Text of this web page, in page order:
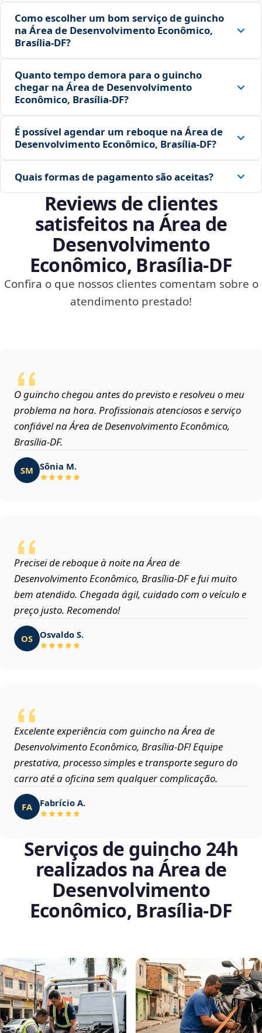
Como escolher um bom serviço de guincho
na Área de Desenvolvimento Econômico,
Brasília‑DF?
Quanto tempo demora para o guincho
chegar na Área de Desenvolvimento
Econômico, Brasília‑DF?
É possível agendar um reboque na Área de
Desenvolvimento Econômico, Brasília‑DF?
Quais formas de pagamento são aceitas?
Reviews de clientes
satisfeitos na Área de
Desenvolvimento
Econômico, Brasília‑DF
Confira o que nossos clientes comentam sobre o
atendimento prestado!
O guincho chegou antes do previsto e resolveu o meu
problema na hora. Profissionais atenciosos e serviço
confiável na Área de Desenvolvimento Econômico,
Brasília‑DF.
SM Sônia M.
Precisei de reboque à noite na Área de
Desenvolvimento Econômico, Brasília‑DF e fui muito
bem atendido. Chegada ágil, cuidado com o veículo e
preço justo. Recomendo!
OS Osvaldo S.
Excelente experiência com guincho na Área de
Desenvolvimento Econômico, Brasília‑DF! Equipe
prestativa, processo simples e transporte seguro do
carro até a oficina sem qualquer complicação.
FA Fabrício A.
Serviços de guincho 24h
realizados na Área de
Desenvolvimento
Econômico, Brasília‑DF